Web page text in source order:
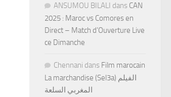
ANSUMOU BILALI dans CAN
2025 : Maroc vs Comores en
Direct – Match d’Ouverture Live
ce Dimanche
Chennani dans Film marocain
La marchandise (Sel3a) الفيلم
المغربي السلعة